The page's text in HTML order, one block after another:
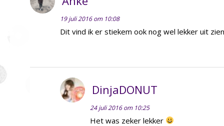
19 juli 2016 om 10:08
Dit vind ik er stiekem ook nog wel lekker uit
DinjaDONUT
24 juli 2016 om 10:25
Het was zeker lekker